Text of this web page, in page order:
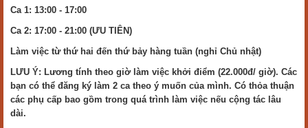
Ca 1: 13:00 - 17:00
Ca 2: 17:00 - 21:00 (ƯU TIÊN)
Làm việc từ thứ hai đến thứ bảy hàng tuần (nghỉ Chủ nhật)
LƯU Ý: Lương tính theo giờ làm việc khởi điểm (22.000đ/ giờ). Các
bạn có thể đăng ký làm 2 ca theo ý muốn của mình. Có thỏa thuận
các phụ cấp bao gồm trong quá trình làm việc nếu cộng tác lâu
dài.